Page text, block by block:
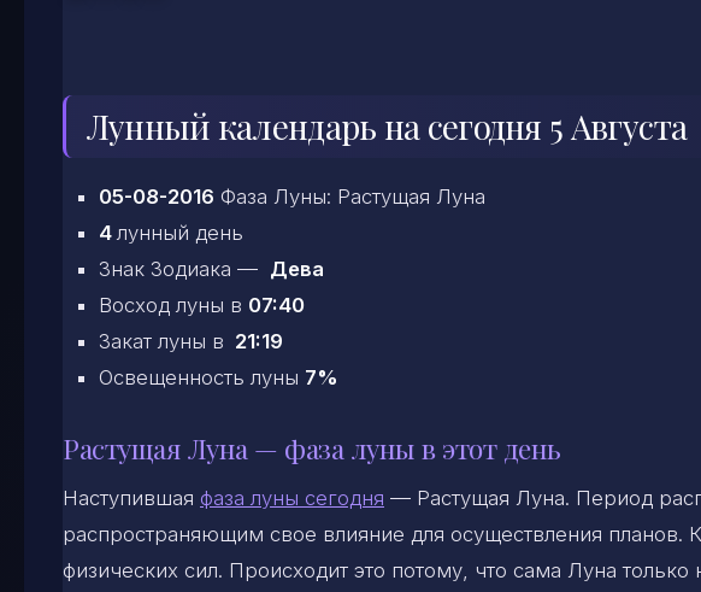
Лунный календарь на сегодня 5 Августа
05-08-2016 Фаза Луны: Растущая Луна
4 лунный день
Знак Зодиака — Дева
Восход луны в 07:40
Закат луны в 21:19
Освещенность луны 7%
Растущая Луна — фаза луны в этот день
Наступившая фаза луны сегодня — Растущая Луна. Период
распространяющим свое влияние для осуществления
физических сил. Происходит это потому, что сама Луна только